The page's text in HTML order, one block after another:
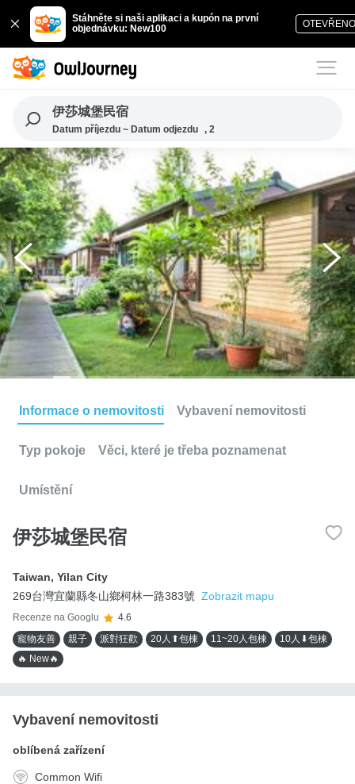
Stáhněte si naši aplikaci a kupón na první
objednávku: New100
伊莎城堡民宿
Datum příjezdu ~ Datum odjezdu , 2
Informace o nemovitosti Vybavení nemovitosti
Typ pokoje Věci, které je třeba poznamenat
Umístění
伊莎城堡民宿
Taiwan, Yilan City
269台灣宜蘭縣冬山鄉柯林一路383號 Zobrazit mapu
Recenze na Googlu
4.6
寵物友善
親子 派對狂歡 20人⬆包棟 11~20人包棟
10人⬇包棟
🔥 New🔥
Vybavení nemovitosti
oblíbená zařízení
Common Wifi